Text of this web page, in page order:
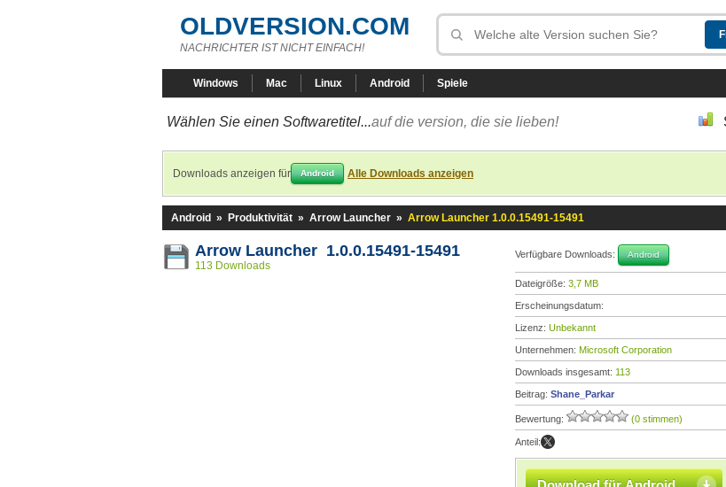
OLDVERSION.COM
NACHRICHTER IST NICHT EINFACH!
Windows Mac Linux Android Spiele
Wählen Sie einen Softwaretitel...auf die version, die sie lieben!
Downloads anzeigen für Android Alle Downloads anzeigen
Android » Produktivität » Arrow Launcher » Arrow Launcher 1.0.0.15491-15491
Arrow Launcher 1.0.0.15491-15491
113 Downloads
Verfügbare Downloads: Android
Dateigröße: 3,7 MB
Erscheinungsdatum:
Lizenz: Unbekannt
Unternehmen: Microsoft Corporation
Downloads insgesamt: 113
Beitrag: Shane_Parkar
Bewertung: (0 stimmen)
Anteil: